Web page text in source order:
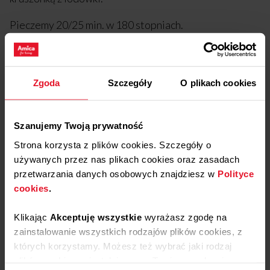
Zgoda Szczegóły O plikach cookies
Szanujemy Twoją prywatność
Strona korzysta z plików cookies. Szczegóły o
używanych przez nas plikach cookies oraz zasadach
przetwarzania danych osobowych znajdziesz w Polityce
cookies
Klikając Akceptuję wszystkie wyrażasz zgodę na
zainstalowanie wszystkich rodzajów plików cookies, z
których korzystamy. Możesz też wybrać jaki rodzaj
Pieczemy 20/25 min. w 180 stopniach.
Sprawdź także
SOS BARBECUE
Rodzaj dania:
Przystawka
Rodzaj kuchni:
Kuchnia amerykańska
RAVIOLI Z DYNIĄ I AMARETTO
Rodzaj dania: